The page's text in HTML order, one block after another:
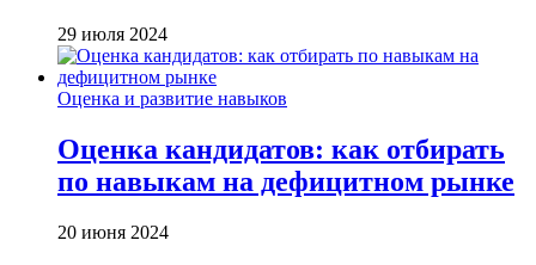
29 июля 2024
Оценка и развитие навыков
Оценка кандидатов: как отбирать
по навыкам на дефицитном рынке
20 июня 2024